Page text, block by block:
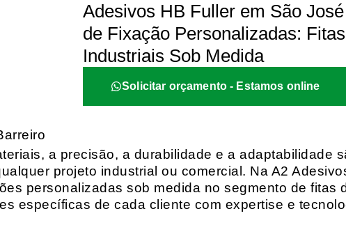
Adesivos HB Fuller em São
de Fixação Personalizadas:
Industriais Sob Medida
Solicitar orçamento - Estamos online
a precisão, a durabilidade e a adaptabilidade
projeto industrial ou comercial. Na A2
personalizadas sob medida no segmento de fitas
específicas de cada cliente com expertise e